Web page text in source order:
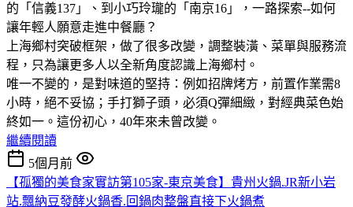
的「信義137」、到小巧玲瓏的「南京16」，一路探索--如何
讓年輕人願意走進中餐廳？
上海鄉村突破框架，做了很多改變，調整裝潢、菜單與服務流
程，只為讓更多人以全新角度認識上海鄉村。
唯一不變的，是對味道的堅持：例如招牌烤方，前置作業需8
小時，絕不妥協；手打獅子頭，必須Q彈細緻，對經典菜色始
終如一。這份初心，40年來未曾改變。
繼續閱讀
5個月前
【孤獨的美食家實訪第105家-東京美食】貴州火鍋.JR新小岩
站.飄納豆發酵火鍋香.回鍋肉整盤直接下火鍋煮